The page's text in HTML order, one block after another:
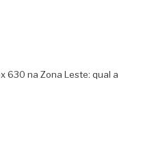
630 na Zona Leste: qual a